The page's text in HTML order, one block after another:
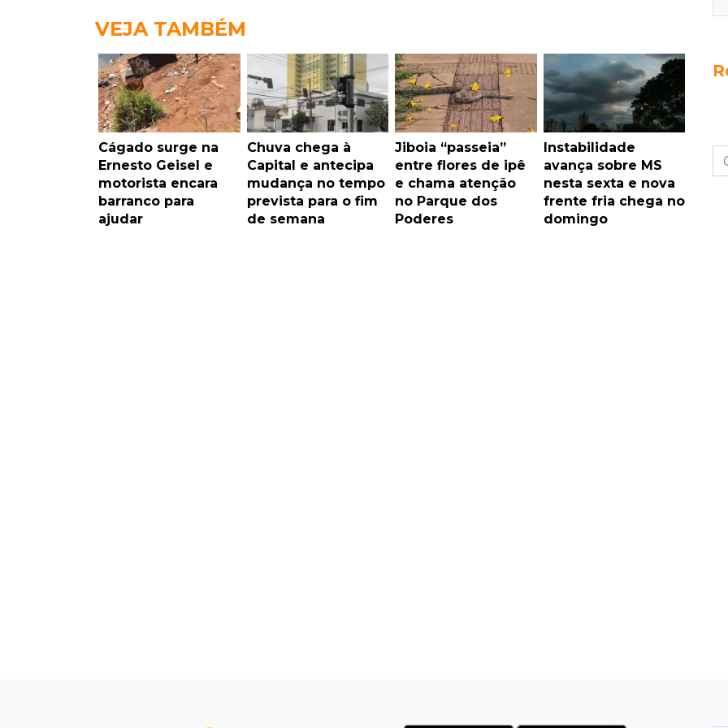
VEJA TAMBÉM
Cágado surge na
Ernesto Geisel e
motorista encara
barranco para
ajudar
Chuva chega à
Capital e antecipa
mudança no tempo
prevista para o fim
de semana
Jiboia “passeia”
entre flores de ipê
e chama atenção
no Parque dos
Poderes
Instabilidade
avança sobre MS
nesta sexta e nova
frente fria chega no
domingo